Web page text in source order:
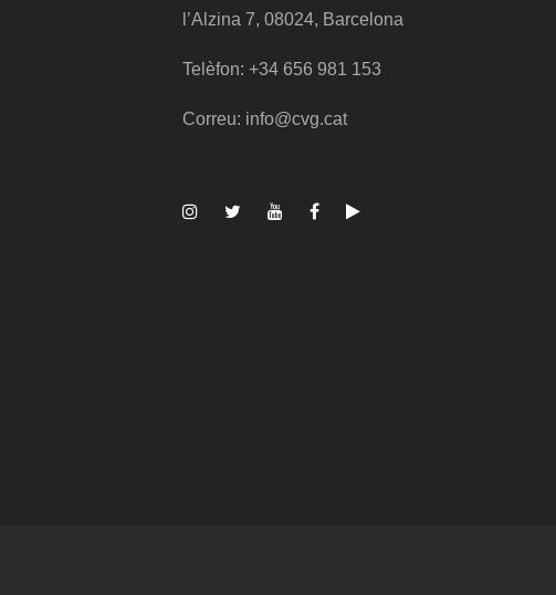
l’Alzina 7, 08024, Barcelona
Telèfon: +34 656 981 153
Correu: info@cvg.cat